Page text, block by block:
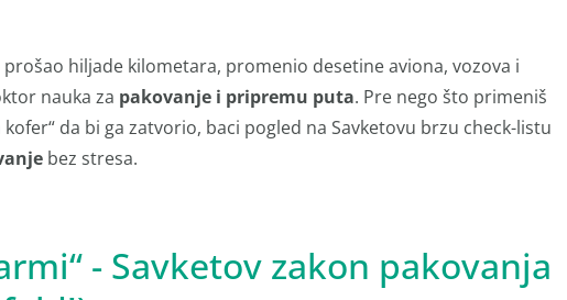
prošao hiljade kilometara, promenio desetine aviona, vozova i
nauka za pakovanje i pripremu puta. Pre nego što primeniš
da bi ga zatvorio, baci pogled na Savketovu brzu check-listu
bez stresa.
- Savketov zakon pakovanja